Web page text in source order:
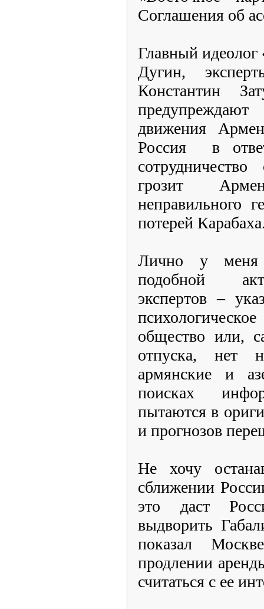
Соглашения об
Главный идеолог
Дугин,
Константин
движения
Россия
в
грозит
неправильного
потерей
Лично у меня
подобной
экспертов –
общество или,
отпуска, нет
армянские и
поисках
пытаются в
и прогнозов
Не хочу
сближении
это даст
выдворить
показал
продлении
считаться с ее